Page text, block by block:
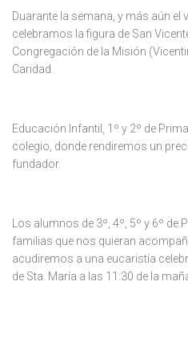
Duarante la semana, y más aún el
celebramos la figura de San
Congregación de la Misión
Caridad.
Educación Infantil, 1º y 2º de
colegio, donde rendiremos un
fundador.
Los alumnos de 3º, 4º, 5º y 6º
familias que nos quieran
acudiremos a una eucaristía
de Sta. María a las 11:30 de la